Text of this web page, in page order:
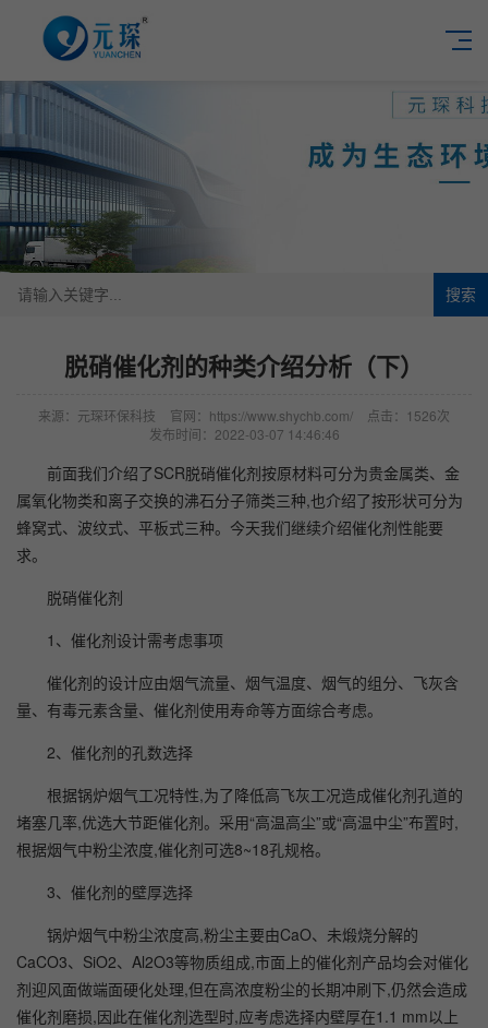
搜索
脱硝催化剂的种类介绍分析（下）
来源：元琛环保科技 官网：https://www.shychb.com/
点击：1526次
发布时间：2022-03-07 14:46:46
前面我们介绍了SCR脱硝催化剂按原材料可分为贵金属类、金
属氧化物类和离子交换的沸石分子筛类三种,也介绍了按形状可分为
蜂窝式、波纹式、平板式三种。今天我们继续介绍催化剂性能要
求。
脱硝催化剂
1、催化剂设计需考虑事项
催化剂的设计应由烟气流量、烟气温度、烟气的组分、飞灰含
量、有毒元素含量、催化剂使用寿命等方面综合考虑。
2、催化剂的孔数选择
根据锅炉烟气工况特性,为了降低高飞灰工况造成催化剂孔道的
堵塞几率,优选大节距催化剂。采用“高温高尘”或“高温中尘”布置时,
根据烟气中粉尘浓度,催化剂可选8~18孔规格。
3、催化剂的壁厚选择
锅炉烟气中粉尘浓度高,粉尘主要由CaO、未煅烧分解的
CaCO3、SiO2、Al2O3等物质组成,市面上的催化剂产品均会对催化
剂迎风面做端面硬化处理,但在高浓度粉尘的长期冲刷下,仍然会造成
催化剂磨损,因此在催化剂选型时,应考虑选择内壁厚在1.1 mm以上